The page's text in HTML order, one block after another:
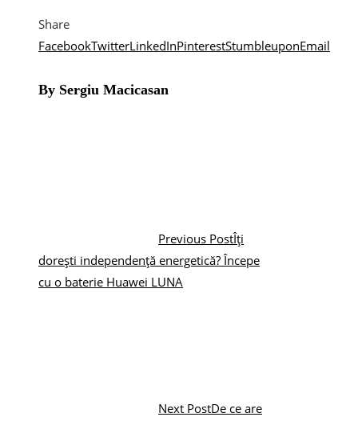
Share
FacebookTwitterLinkedInPinterestStumbleuponEmail
By Sergiu Macicasan
Previous PostÎți
dorești independență energetică? Începe
cu o baterie Huawei LUNA
Next PostDe ce are